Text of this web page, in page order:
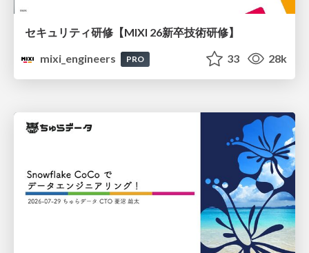
セキュリティ研修【MIXI 26新卒技術研修】
mixi_engineers
PRO 33 28k